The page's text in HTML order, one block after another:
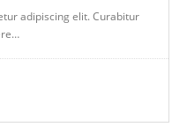
adipiscing elit. Curabitur